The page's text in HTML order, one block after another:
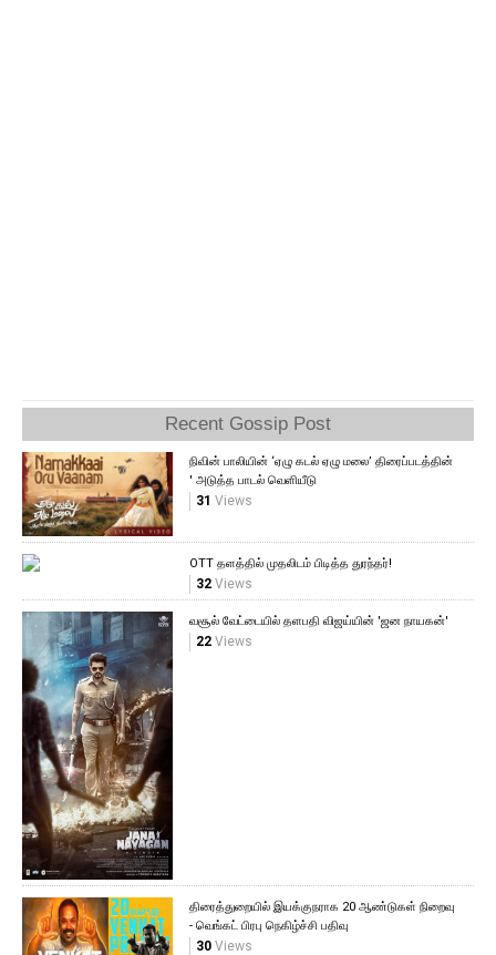
Recent Gossip Post
நிவின் பாலியின் ‘ஏழு கடல் ஏழு மலை’ திரைப்படத்தின்
' அடுத்த பாடல் வெளியீடு
31 Views
OTT தளத்தில் முதலிடம் பிடித்த துரந்தர்!
32Views
வசூல் வேட்டையில் தளபதி விஜய்யின் 'ஜன நாயகன்'
22Views
திரைத்துறையில் இயக்குநராக 20 ஆண்டுகள் நிறைவு
- வெங்கட் பிரபு நெகிழ்ச்சி பதிவு
30Views